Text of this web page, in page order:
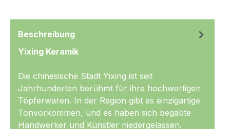
Beschreibung
Yixing Keramik
Die chinesische Stadt Yixing ist seit
Jahrhunderten berühmt für ihre hochwertigen
Töpferwaren. In der Region gibt es einzigartige
Tonvorkommen, und es haben sich begabte
Handwerker und Künstler niedergelassen.